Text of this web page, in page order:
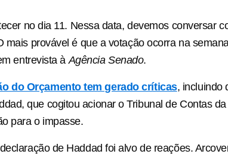
no dia 11. Nessa data, devemos conversar
mais provável é que a votação ocorra na
entrevista àAgência Senado.
do Orçamento tem gerado críticas, incluindo
que cogitou acionar o Tribunal de Contas
para o impasse.
de Haddad foi alvo de reações.